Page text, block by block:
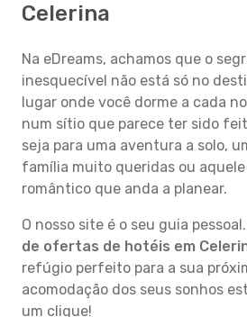
Celerina
Na eDreams, achamos que o
inesquecível não está só no
lugar onde você dorme a cada
num sítio que parece ter sido
seja para uma aventura a solo,
família muito queridas ou
romântico que anda a planear.
O nosso site é o seu guia
de ofertas de hotéis em
refúgio perfeito para a sua
acomodação dos seus sonhos
um clique!